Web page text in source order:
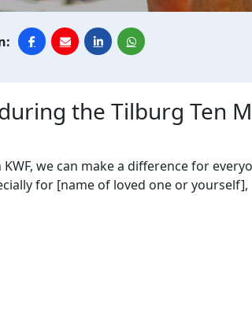
the Tilburg Ten
we can make a difference for
for [name of loved one or yourself],